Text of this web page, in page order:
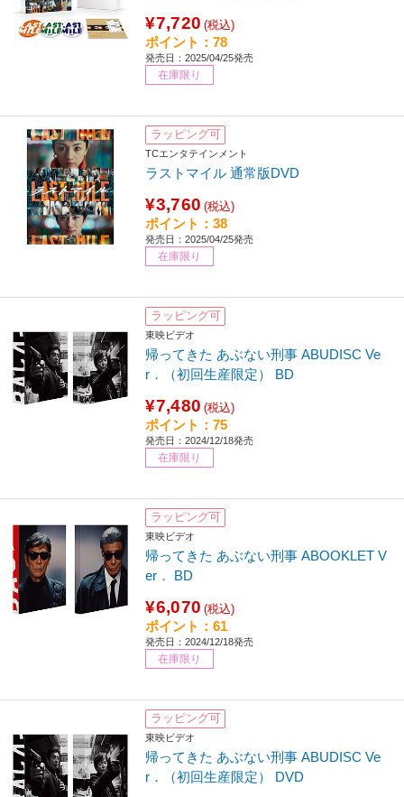
¥7,720 (税込)
ポイント：78
発売日：2025/04/25発売
在庫限り
ラッピング可
TCエンタテインメント
ラストマイル 通常版DVD
¥3,760 (税込)
ポイント：38
発売日：2025/04/25発売
在庫限り
ラッピング可
東映ビデオ
帰ってきた あぶない刑事 ABUDISC Ve
r．（初回生産限定） BD
¥7,480 (税込)
ポイント：75
発売日：2024/12/18発売
在庫限り
ラッピング可
東映ビデオ
帰ってきた あぶない刑事 ABOOKLET V
er． BD
¥6,070 (税込)
ポイント：61
発売日：2024/12/18発売
在庫限り
ラッピング可
東映ビデオ
帰ってきた あぶない刑事 ABUDISC Ve
r．（初回生産限定） DVD